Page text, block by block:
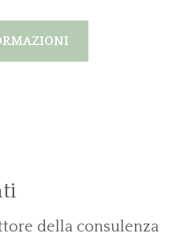
della consulenza